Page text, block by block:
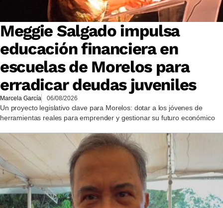
Meggie Salgado impulsa
educación financiera en
escuelas de Morelos para
erradicar deudas juveniles
Marcela García 06/08/2026
Un proyecto legislativo clave para Morelos: dotar a los jóvenes de
herramientas reales para emprender y gestionar su futuro económico